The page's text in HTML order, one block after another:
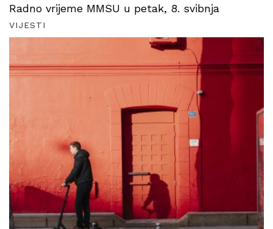
Radno vrijeme MMSU u petak, 8. svibnja
VIJESTI